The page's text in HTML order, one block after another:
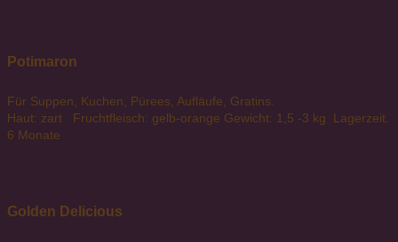
Potimaron
Für Suppen, Kuchen, Pürees, Aufläufe, Gratins.
Haut: zart Fruchtfleisch: gelb-orange Gewicht: 1,5 -3 kg Lagerzeit.
6 Monate
Golden Delicious